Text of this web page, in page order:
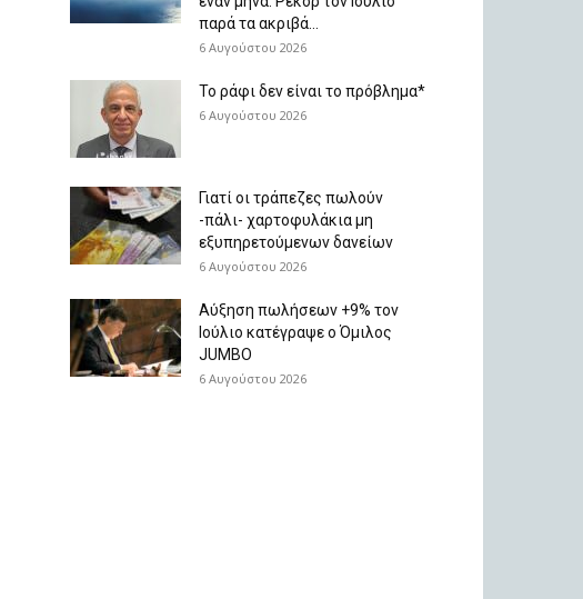
παρά τα ακριβά...
6 Αυγούστου 2026
Το ράφι δεν είναι το πρόβλημα*
6 Αυγούστου 2026
Γιατί οι τράπεζες πωλούν
-πάλι- χαρτοφυλάκια μη
εξυπηρετούμενων δανείων
6 Αυγούστου 2026
Aύξηση πωλήσεων +9% τον
Ιούλιο κατέγραψε ο Όμιλος
JUMBO
6 Αυγούστου 2026